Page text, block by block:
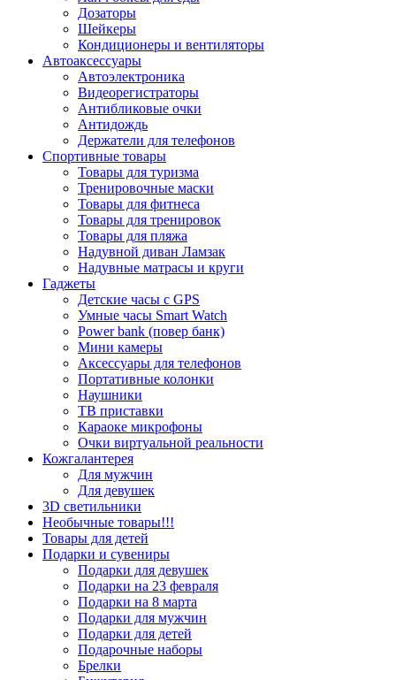
Дозаторы
Шейкеры
Кондиционеры и вентиляторы
Автоаксессуары
Автоэлектроника
Видеорегистраторы
Антибликовые очки
Антидождь
Держатели для телефонов
Спортивные товары
Товары для туризма
Тренировочные маски
Товары для фитнеса
Товары для тренировок
Товары для пляжа
Надувной диван Ламзак
Надувные матрасы и круги
Гаджеты
Детские часы с GPS
Умные часы Smart Watch
Power bank (повер банк)
Мини камеры
Аксессуары для телефонов
Портативные колонки
Наушники
ТВ приставки
Караоке микрофоны
Очки виртуальной реальности
Кожгалантерея
Для мужчин
Для девушек
3D светильники
Необычные товары!!!
Товары для детей
Подарки и сувениры
Подарки для девушек
Подарки на 23 февраля
Подарки на 8 марта
Подарки для мужчин
Подарки для детей
Подарочные наборы
Брелки